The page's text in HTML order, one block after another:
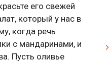
его свежей
который у нас в
когда речь
с мандаринами, и
Пусть оливье